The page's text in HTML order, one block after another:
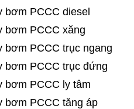
bơm PCCC diesel
bơm PCCC xăng
bơm PCCC trục ngang
bơm PCCC trục đứng
bơm PCCC ly tâm
bơm PCCC tăng áp